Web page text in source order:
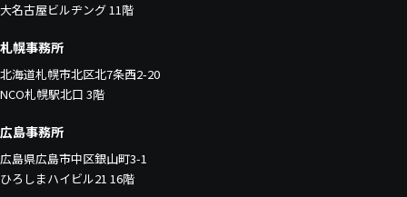
大名古屋ビルヂング 11階
札幌事務所
北海道札幌市北区北7条西2-20
NCO札幌駅北口 3階
広島事務所
広島県広島市中区銀山町3-1
ひろしまハイビル21 16階